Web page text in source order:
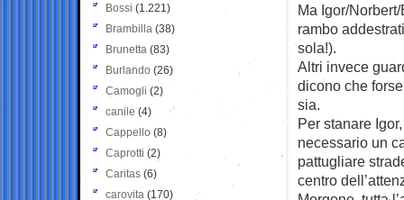
Ma Igor/
rambo
sola!).
Altri invece
dicono che
sia.
Per stanare
necessario un
pattugliare
centro
Bossi (1.221)
Brambilla (38)
Brunetta (83)
Burlando (26)
Camogli (2)
canile (4)
Cappello (8)
Caprotti (2)
Caritas (6)
carovita (170)